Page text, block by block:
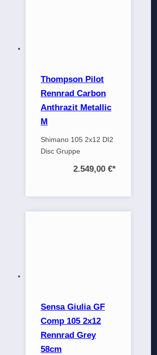
Thompson Pilot
Rennrad Carbon
Anthrazit Metallic
M
Shimano 105 2x12 DI2
Disc Gruppe
2.549,00 €*
Sensa Giulia GF
Comp 105 2x12
Rennrad Grey
58cm